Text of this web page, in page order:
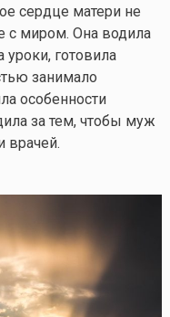
сердце матери не
с миром. Она водила
уроки, готовила
занимало
особенности
за тем, чтобы муж
врачей.